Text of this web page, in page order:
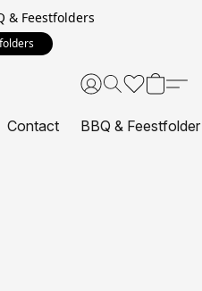
& Feestfolders
Contact BBQ & Feestfolder